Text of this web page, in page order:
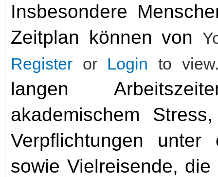
Insbesondere
Zeitplan können von
Register or Login to
langen
akademischem
Verpflichtungen
sowie Vielreisende,